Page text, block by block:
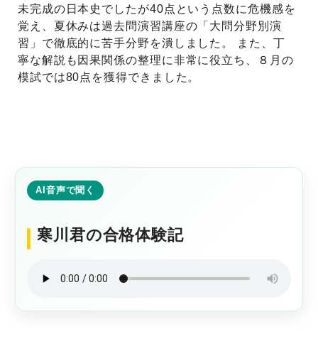
未完成の日本史でしたが40点という点数に危機感を
覚え、夏休みは過去問演習講座の「大問分野別演
習」で徹底的に苦手分野を潰しました。 また、丁
寧な解説も因果関係の整理に非常に役立ち、８月の
模試では80点を獲得できました。
AI音声で聞く
寒川君の合格体験記